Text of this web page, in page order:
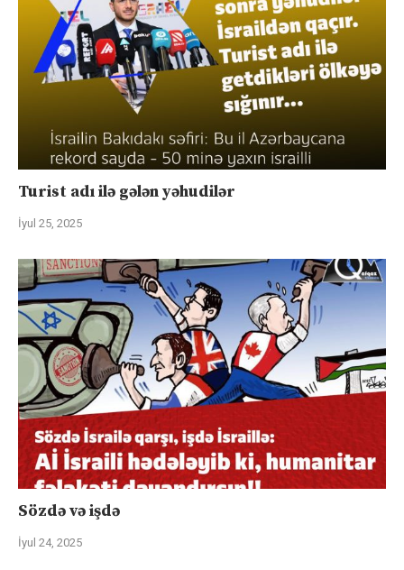
Turist adı ilə gələn yəhudilər
İyul 25, 2025
Sözdə və işdə
İyul 24, 2025